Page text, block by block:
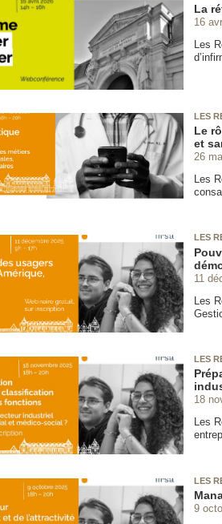
La
16
Les
LES
Le
et
26
Les
LES
11
Les
LES
18
Les
LES
9